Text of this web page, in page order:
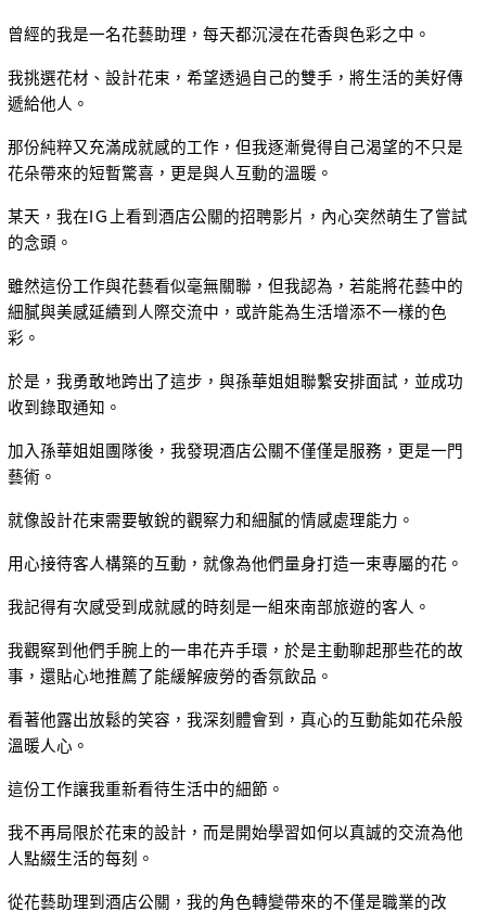
曾經的我是一名花藝助理，每天都沉浸在花香與色彩之中。
我挑選花材、設計花束，希望透過自己的雙手，將生活的美好傳
遞給他人。
那份純粹又充滿成就感的工作，但我逐漸覺得自己渴望的不只是
花朵帶來的短暫驚喜，更是與人互動的溫暖。
某天，我在IＧ上看到酒店公關的招聘影片，內心突然萌生了嘗試
的念頭。
雖然這份工作與花藝看似毫無關聯，但我認為，若能將花藝中的
細膩與美感延續到人際交流中，或許能為生活增添不一樣的色
彩。
於是，我勇敢地跨出了這步，與孫華姐姐聯繫安排面試，並成功
收到錄取通知。
加入孫華姐姐團隊後，我發現酒店公關不僅僅是服務，更是一門
藝術。
就像設計花束需要敏銳的觀察力和細膩的情感處理能力。
用心接待客人構築的互動，就像為他們量身打造一束專屬的花。
我記得有次感受到成就感的時刻是一組來南部旅遊的客人。
我觀察到他們手腕上的一串花卉手環，於是主動聊起那些花的故
事，還貼心地推薦了能緩解疲勞的香氛飲品。
看著他露出放鬆的笑容，我深刻體會到，真心的互動能如花朵般
溫暖人心。
這份工作讓我重新看待生活中的細節。
我不再局限於花束的設計，而是開始學習如何以真誠的交流為他
人點綴生活的每刻。
從花藝助理到酒店公關，我的角色轉變帶來的不僅是職業的改